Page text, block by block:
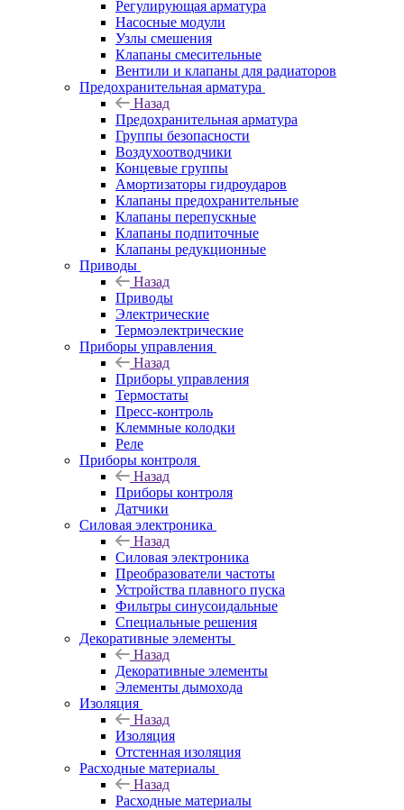
Регулирующая арматура
Насосные модули
Узлы смешения
Клапаны смесительные
Вентили и клапаны для радиаторов
Предохранительная арматура
Назад
Предохранительная арматура
Группы безопасности
Воздухоотводчики
Концевые группы
Амортизаторы гидроударов
Клапаны предохранительные
Клапаны перепускные
Клапаны подпиточные
Клапаны редукционные
Приводы
Назад
Приводы
Электрические
Термоэлектрические
Приборы управления
Назад
Приборы управления
Термостаты
Пресс-контроль
Клеммные колодки
Реле
Приборы контроля
Назад
Приборы контроля
Датчики
Силовая электроника
Назад
Силовая электроника
Преобразователи частоты
Устройства плавного пуска
Фильтры синусоидальные
Специальные решения
Декоративные элементы
Назад
Декоративные элементы
Элементы дымохода
Изоляция
Назад
Изоляция
Отстенная изоляция
Расходные материалы
Назад
Расходные материалы